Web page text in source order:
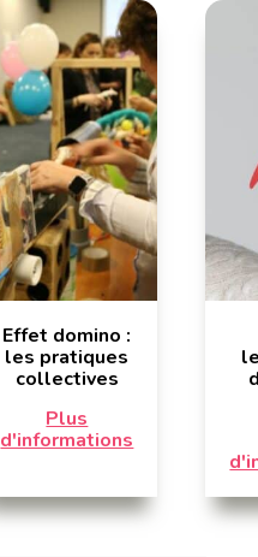
Effet domino :
les pratiques
collectives
Plus
d'informations